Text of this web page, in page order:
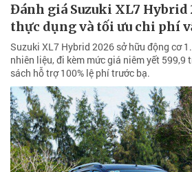
Đánh giá Suzuki XL7 Hybrid
thực dụng và tối ưu chi phí
Suzuki XL7 Hybrid 2026 sở hữu động cơ
nhiên liệu, đi kèm mức giá niêm yết 599,9
sách hỗ trợ 100% lệ phí trước bạ.